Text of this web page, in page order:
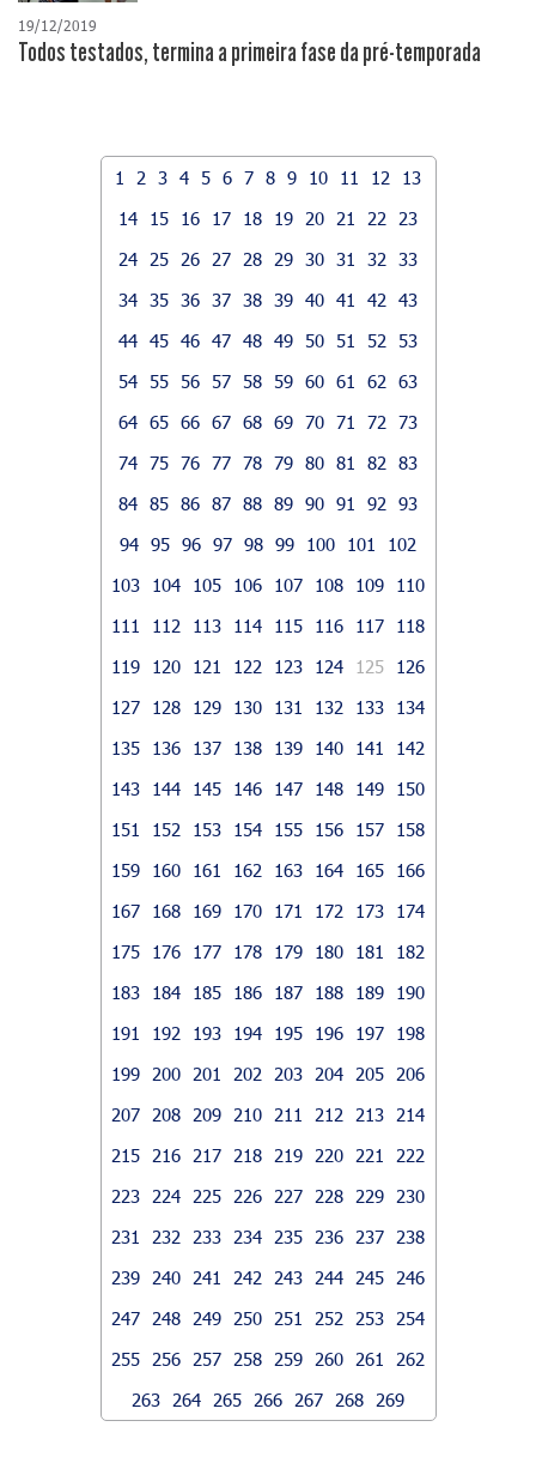
19/12/2019
Todos testados, termina a primeira fase da pré-temporada
1 2 3 4 5 6 7 8 9 10 11 12
13
14
15 16 17 18 19 20 21 22
23
24
25 26 27 28 29 30 31 32
33
34 35 36 37 38 39 40 41 42
43
44 45 46 47 48 49 50 51 52
53
54 55 56 57 58 59 60 61 62
63
64 65 66 67 68 69 70 71 72
73
74 75 76 77 78 79 80 81 82
83
84 85 86 87 88 89 90 91 92
93
94 95 96 97 98 99 100 101
102
103
104 105 106 107 108 109
110
111
112 113 114 115 116 117
118
119
120 121 122 123 124 125
126
127
128 129 130 131 132 133
134
135
136 137 138 139 140 141
142
143
144 145 146 147 148 149
150
151
152 153 154 155 156 157
158
159
160 161 162 163 164 165
166
167
168 169 170 171 172 173
174
175
176 177 178 179 180 181
182
183
184 185 186 187 188 189
190
191
192 193 194 195 196 197
198
199
200 201 202 203 204 205
206
207
208 209 210 211 212 213
214
215
216 217 218 219 220 221
222
223
224 225 226 227 228 229
230
231
232 233 234 235 236 237
238
239
240 241 242 243 244 245
246
247
248 249 250 251 252 253
254
255
256 257 258 259 260 261
262
263
264 265 266 267 268 269